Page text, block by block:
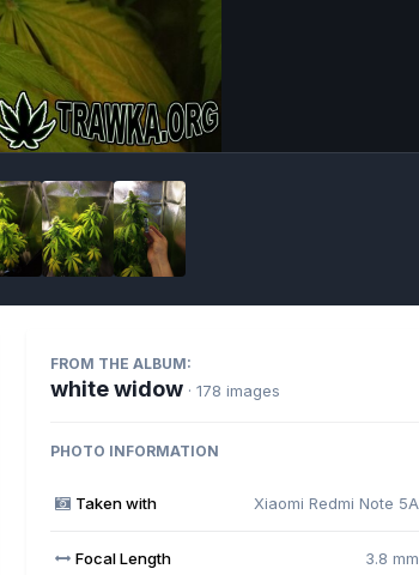
FROM THE ALBUM:
white widow · 178 images
PHOTO INFORMATION
Taken with Xiaomi Redmi Note 5A
Focal Length 3.8 mm